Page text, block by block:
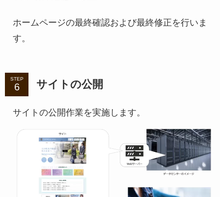
ホームページの最終確認および最終修正を行いま
す。
STEP サイトの公開
サイトの公開作業を実施します。